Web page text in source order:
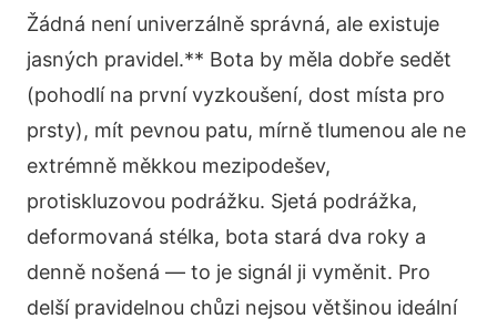
Žádná není univerzálně správná, ale existuje
jasných pravidel.** Bota by měla dobře sedět
(pohodlí na první vyzkoušení, dost místa pro
prsty), mít pevnou patu, mírně tlumenou ale ne
extrémně měkkou mezipodešev,
protiskluzovou podrážku. Sjetá podrážka,
deformovaná stélka, bota stará dva roky a
denně nošená — to je signál ji vyměnit. Pro
delší pravidelnou chůzi nejsou většinou ideální